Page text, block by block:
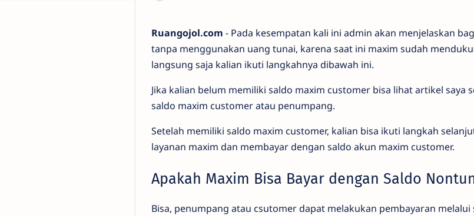
Ruangojol.com - Pada kesempatan kali ini admin akan menjelaskan
tanpa menggunakan uang tunai, karena saat ini maxim sudah
langsung saja kalian ikuti langkahnya dibawah ini.
Jika kalian belum memiliki saldo maxim customer bisa lihat artikel saya
saldo maxim customer atau penumpang.
Setelah memiliki saldo maxim customer, kalian bisa ikuti langkah
layanan maxim dan membayar dengan saldo akun maxim customer.
Apakah Maxim Bisa Bayar dengan Saldo
Bisa, penumpang atau csutomer dapat melakukan pembayaran